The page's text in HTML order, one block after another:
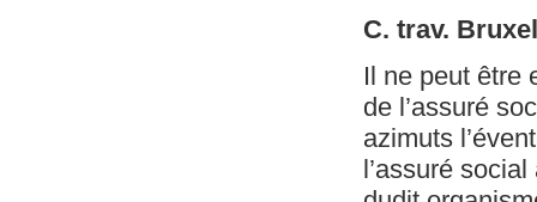
C. trav.
Il ne peut être
de l’assuré
azimuts
l’assuré